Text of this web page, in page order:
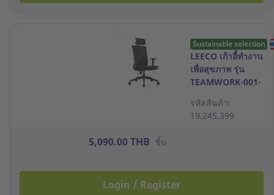
Sustainable selection
LEECO เก้าอี้ทำงาน
เพื่อสุขภาพ รุ่น
TEAMWORK-001-
รหัสสินค้า:
19.245.399
5,090.00 THB ชิ้น
Login / Register